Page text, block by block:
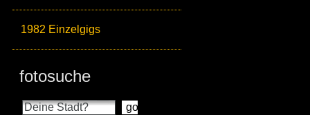
1982 Einzelgigs
fotosuche